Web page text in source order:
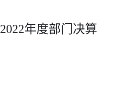
2022年度部门决算